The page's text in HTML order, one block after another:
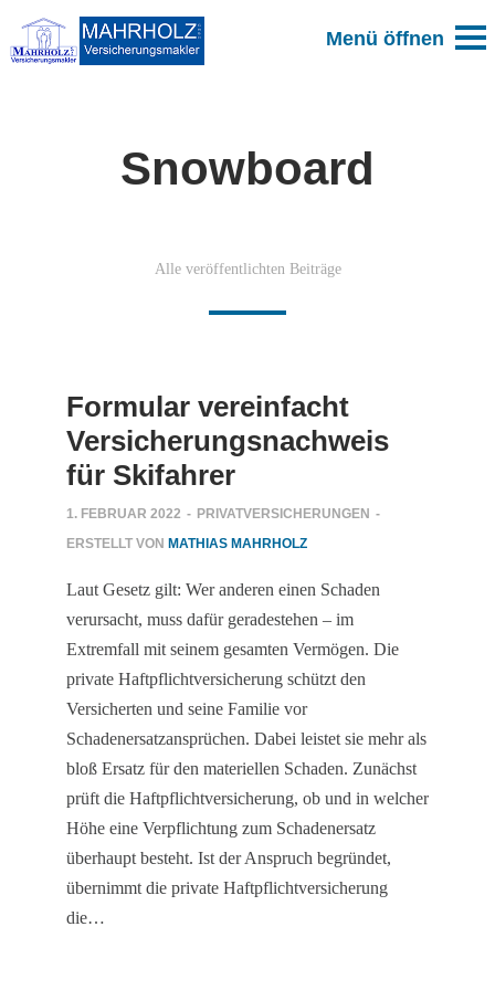
Snowboard
Alle veröffentlichten Beiträge
Formular vereinfacht
Versicherungsnachweis
für Skifahrer
1. FEBRUAR 2022 - PRIVATVERSICHERUNGEN -
ERSTELLT VON MATHIAS MAHRHOLZ
Laut Gesetz gilt: Wer anderen einen Schaden
verursacht, muss dafür geradestehen – im
Extremfall mit seinem gesamten Vermögen. Die
privat­e Haftpflichtversicherung schützt den
Versicherten und seine Familie vor
Schadenersatzansprüchen. Dabei leistet sie mehr als
bloß Ersatz für den materiellen Schaden. Zunächst
prüft die Haftpflichtversicherung, ob und in welcher
Höhe eine Verpflichtung zum Schadenersatz
überhaupt besteht. Ist der Anspruch begründet,
übernimmt die private Haftpflichtversicherung
die…